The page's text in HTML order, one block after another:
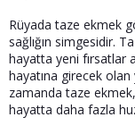
Rüyada taze ekmek
sağlığın simgesidir.
hayatta yeni fırsatlar
hayatına girecek
zamanda taze
hayatta daha fazla